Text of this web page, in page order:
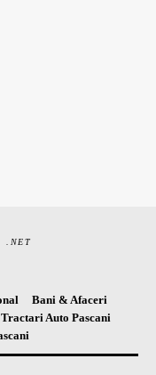
.NET
Bani & Afaceri
Tractari Auto Pascani